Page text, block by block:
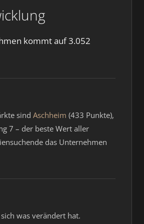
kommt auf 3.052
sind Aschheim (433 Punkte),
7 – der beste Wert aller
das Unternehmen
was verändert hat.